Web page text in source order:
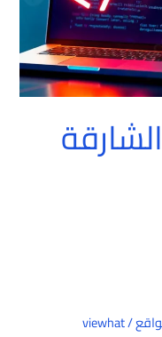
/
viewhat